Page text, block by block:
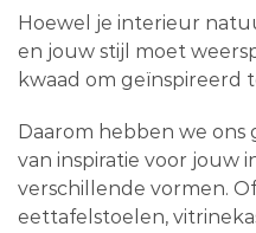
Hoewel je interieur
en jouw stijl moet
kwaad om geïnspireerd
Daarom hebben we
van inspiratie voor jouw
verschillende vormen.
eettafelstoelen,